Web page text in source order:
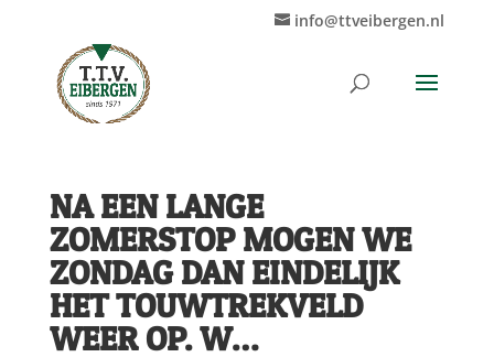
info@ttveibergen.nl
NA EEN LANGE
ZOMERSTOP MOGEN WE
ZONDAG DAN EINDELIJK
HET TOUWTREKVELD
WEER OP. W…